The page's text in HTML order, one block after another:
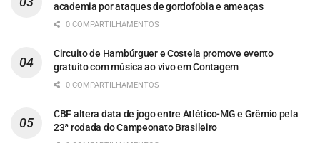
academia por ataques de gordofobia e ameaças
0 COMPARTILHAMENTOS
Circuito de Hambúrguer e Costela promove evento
gratuito com música ao vivo em Contagem
0 COMPARTILHAMENTOS
CBF altera data de jogo entre Atlético-MG e Grêmio pela
23ª rodada do Campeonato Brasileiro